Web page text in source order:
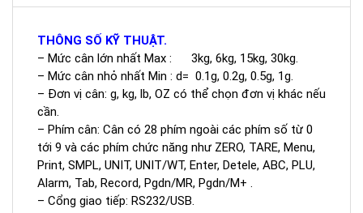
THÔNG SỐ KỸ THUẬT.
– Mức cân lớn nhất Max : 3kg, 6kg, 15kg, 30kg.
– Mức cân nhỏ nhất Min : d= 0.1g, 0.2g, 0.5g, 1g.
– Đơn vị cân: g, kg, lb, OZ có thể chọn đơn vị khác nếu
cần.
– Phím cân: Cân có 28 phím ngoài các phím số từ 0
tới 9 và các phím chức năng như ZERO, TARE, Menu,
Print, SMPL, UNIT, UNIT/WT, Enter, Detele, ABC, PLU,
Alarm, Tab, Record, Pgdn/MR, Pgdn/M+ .
– Cổng giao tiếp: RS232/USB.